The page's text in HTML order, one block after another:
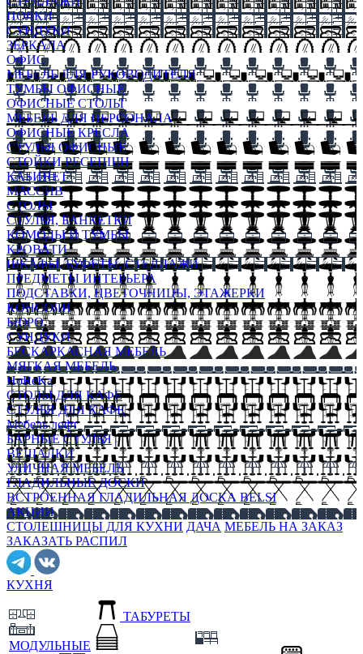
ПОЛКИ
СУНДУКИ
ЗЕРКАЛА
ОФИС
МЕБЕЛЬ ДЛЯ РУКОВОДИТЕЛЯ
ТУМБЫ ОФИСНЫЕ
ОФИСНЫЕ СТОЛЫ
МЕБЕЛЬ ДЛЯ ПЕРСОНАЛА
ОФИСНЫЕ КРЕСЛА
СТУЛЬЯ ОФИСНЫЕ
СТОЙКИ РЕСЕПШН
КАБИНЕТ
МАССИВ
СТОЛЫ
СТУЛЬЯ, БАНКЕТКИ
КОМОДЫ И ТУМБЫ
КРОВАТИ
ШКАФЫ, БУФЕТЫ, СТЕЛЛАЖИ
ПРЕДМЕТЫ ИНТЕРЬЕРА
ПОДСТАВКИ, ЦВЕТОЧНИЦЫ, ЭТАЖЕРКИ
КОНСОЛИ
БЮРО
СУНДУКИ
БЕСКАРКАСНАЯ МЕБЕЛЬ
МЯГКАЯ МЕБЕЛЬ
HoReKa
СТОЛЫ ДЛЯ КАФЕ
СТУЛЬЯ ДЛЯ КАФЕ
Мебель лофт
БАРНЫЕ СТУЛЬЯ
ВЕШАЛКИ
УЛИЧНАЯ МЕБЕЛЬ
ГЛАДИЛЬНЫЕ ДОСКИ
ВСТРОЕННАЯ ГЛАДИЛЬНАЯ ДОСКА BELSI
АКЦИИ
СТОЛЕШНИЦЫ ДЛЯ КУХНИ ДАЧА МЕБЕЛЬ НА ЗАКАЗ
ЗАКАЗАТЬ РАСПИЛ
КУХНЯ
МОДУЛЬНЫЕ
ТАБУРЕТЫ